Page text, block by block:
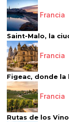
Francia
Saint-Malo, la
Francia
Figeac, donde
Francia
Rutas de los